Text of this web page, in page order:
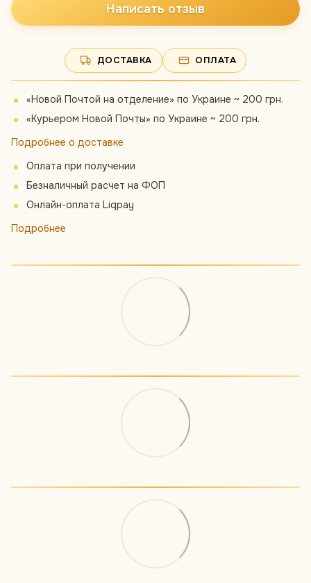
Написать отзыв
ДОСТАВКА ОПЛАТА
«Новой Почтой на отделение» по Украине ~ 200 грн.
«Курьером Новой Почты» по Украине ~ 200 грн.
Подробнее о доставке
Оплата при получении
Безналичный расчет на ФОП
Онлайн-оплата Liqpay
Подробнее